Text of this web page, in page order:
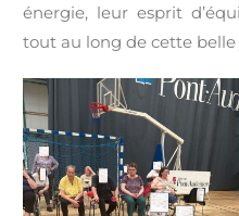
énergie, leur esprit
tout au long de cette belle